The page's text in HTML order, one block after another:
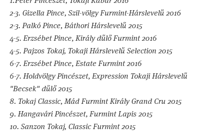
2-3. Gizella Pince, Szil-völgy Furmint-Hárslevelű 2016
2-3. Palkó Pince, Báthori Hárslevelű 2015
4-5. Erzsébet Pince, Király dűlő Furmint 2016
4-5. Pajzos Tokaj, Tokaji Hárslevelű Selection 2015
6-7. Erzsébet Pince, Estate Furmint 2016
6-7. Holdvölgy Pincészet, Expression Tokaji Hárslevelű
"Becsek" dűlő 2015
8. Tokaj Classic, Mád Furmint Király Grand Cru 2015
9. Hangavári Pincészet, Furmint Lapis 2015
10. Sanzon Tokaj, Classic Furmint 2015